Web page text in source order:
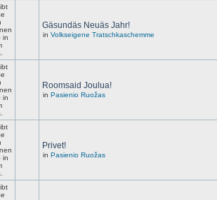
Gäsundäs Neuäs Jahr!
in Volkseigene Tratschkaschemme
Roomsaid Joulua!
in Pasienio Ruožas
Privet!
in Pasienio Ruožas